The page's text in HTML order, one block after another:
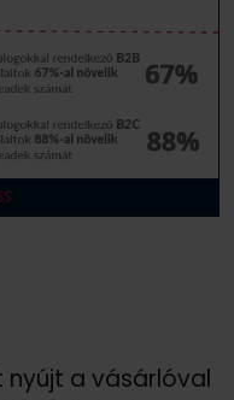
a vásárlóval